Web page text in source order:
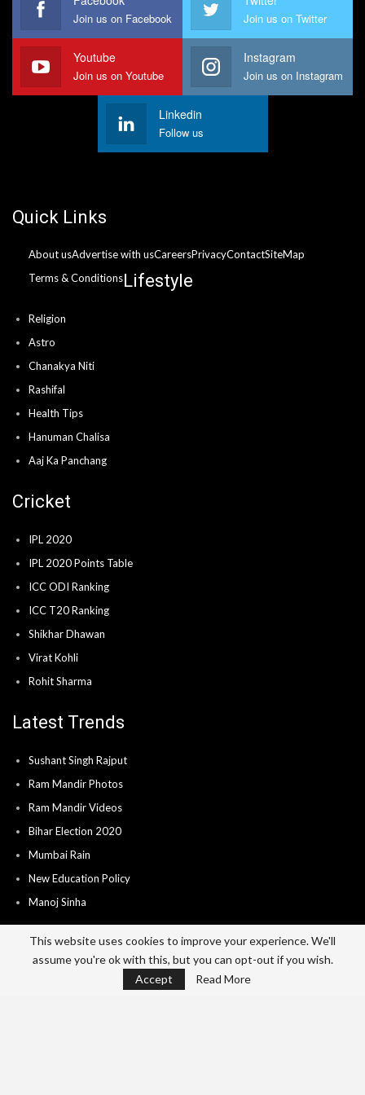
Join us on Facebook Join us on Twitter
Youtube
Join us on Youtube
Instagram
Join us on Instagram
Linkedin
Follow us
Quick Links
About usAdvertise with usCareersPrivacyContactSiteMap
Terms & Conditions Lifestyle
Religion
Astro
Chanakya Niti
Rashifal
Health Tips
Hanuman Chalisa
Aaj Ka Panchang
Cricket
IPL 2020
IPL 2020 Points Table
ICC ODI Ranking
ICC T20 Ranking
Shikhar Dhawan
Virat Kohli
Rohit Sharma
Latest Trends
Sushant Singh Rajput
Ram Mandir Photos
Ram Mandir Videos
Bihar Election 2020
Mumbai Rain
New Education Policy
Manoj Sinha
Home About Advertise
Career
Send News & Video’s
Contact
Privacy Policy
This website uses cookies to improve your experience. We'll
assume you're ok with this, but you can opt-out if you wish.
Accept
Read More